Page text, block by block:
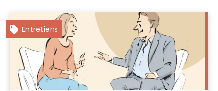
Entretiens